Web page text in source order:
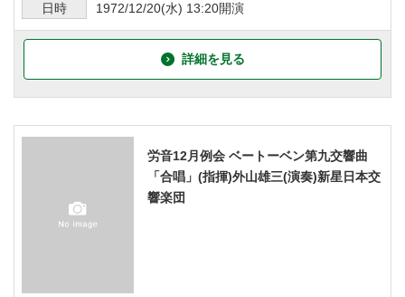
日時 1972/12/20(水) 13:20開演
詳細を見る
労音12月例会 ベートーベン第九交響曲
「合唱」(指揮)外山雄三(演奏)新星日本交
響楽団